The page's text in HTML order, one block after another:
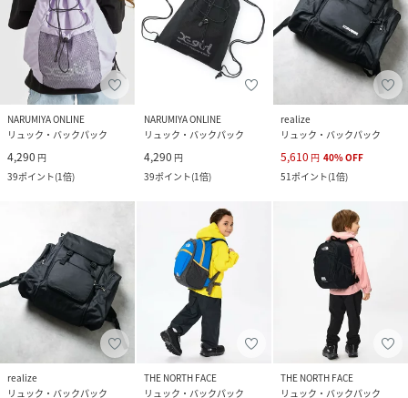
NARUMIYA ONLINE
リュック・バックパック
4,290 円
39ポイント(1倍)
NARUMIYA ONLINE
リュック・バックパック
4,290 円
39ポイント(1倍)
realize
リュック・バックパック
5,610 円 40%OFF
51ポイント(1倍)
realize
リュック・バックパック
THE NORTH FACE
リュック・バックパック
THE NORTH FACE
リュック・バックパック